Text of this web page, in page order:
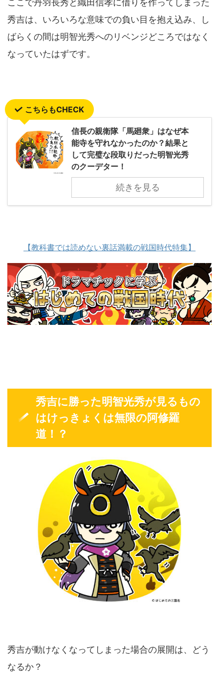
秀吉は、いろいろな意味での負い目を抱え込み、し
ばらくの間は明智光秀へのリベンジどころではなく
なっていたはずです。
こちらもCHECK
信長の親衛隊「馬廻衆」はなぜ本
能寺を守れなかったのか？結果と
して完璧な段取りだった明智光秀
のクーデター！
続きを見る
【教科書では読めない裏話満載の戦国時代特集】
秀吉に勝った明智光秀が見るもの
はけっきょくは無限の阿修羅
道！？
秀吉が動けなくなってしまった場合の展開は、どう
なるか？